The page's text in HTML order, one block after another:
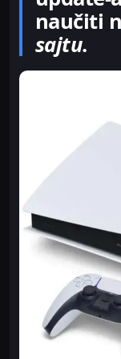
naučiti
sajtu.